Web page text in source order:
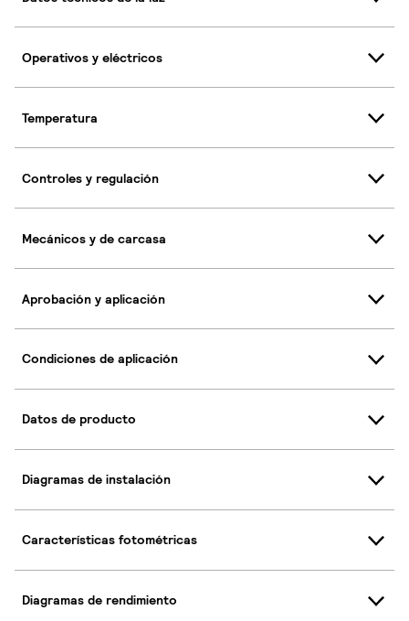
Operativos y eléctricos
Temperatura
Controles y regulación
Mecánicos y de carcasa
Aprobación y aplicación
Condiciones de aplicación
Datos de producto
Diagramas de instalación
Características fotométricas
Diagramas de rendimiento